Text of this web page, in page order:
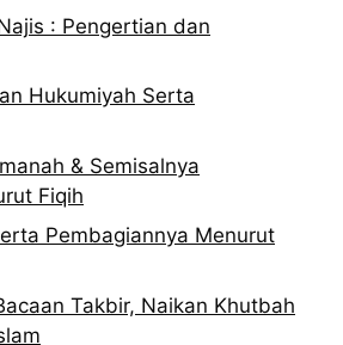
: Pengertian dan
Hukumiyah Serta
& Semisalnya
Fiqih
Pembagiannya Menurut
Takbir, Naikan Khutbah